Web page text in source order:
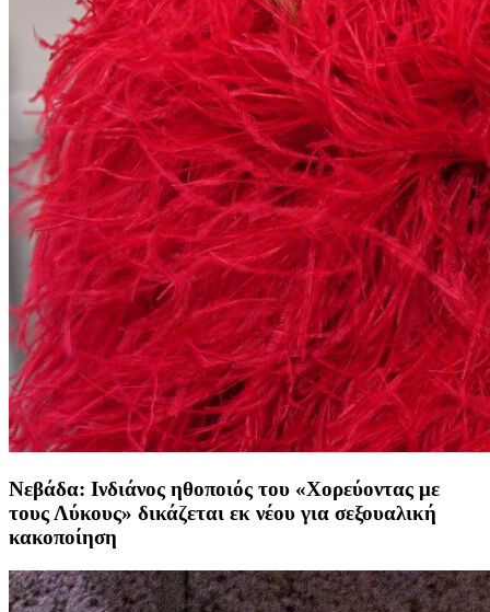
Νεβάδα: Ινδιάνος ηθοποιός του «Χορεύοντας με
τους Λύκους» δικάζεται εκ νέου για σεξουαλική
κακοποίηση